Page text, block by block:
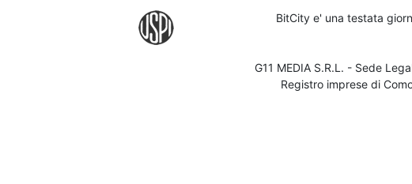
BitCity e' una testata
G11 MEDIA S.R.L. - Sede
Registro imprese di